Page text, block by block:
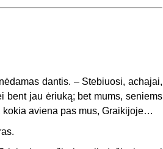
dantis. – Stebiuosi, achajai,
bent jau ėriuką; bet mums, seniems
kokia aviena pas mus, Graikijoje…